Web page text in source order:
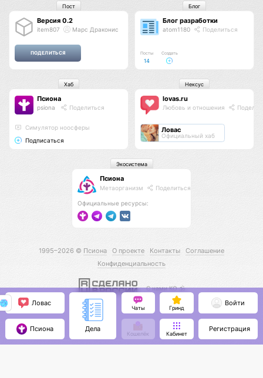
Версия 0.2
item807 Марс Драконис
Пост
Блог разработки
atom1180 Поделиться
Посты
14
Создать
Блог
Псиона
psiona Поделиться
Cимулятор ноосферы
Подписаться
Хаб
lovas.ru
Любовь и отношения
Ловас
Официальный хаб
Нексус
Псиона
Метаорганизм Поделиться
Официальные ресурсы:
Экосистема
1995–2026 © Псиона О проекте Контакты
Соглашение
Конфиденциальность
С нами КО 🕉️
Ловас
Псиона Дела
Чаты Гринд
Кошелёк Кабинет
Войти
Регистрация